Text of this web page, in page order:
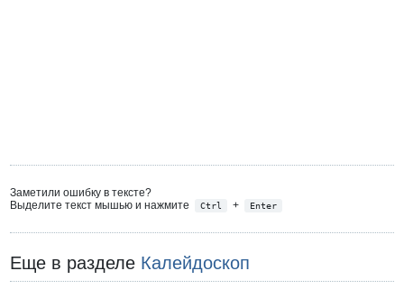
Заметили ошибку в тексте?
Выделите текст мышью и нажмите
Ctrl + Enter
Еще в разделе Калейдоскоп